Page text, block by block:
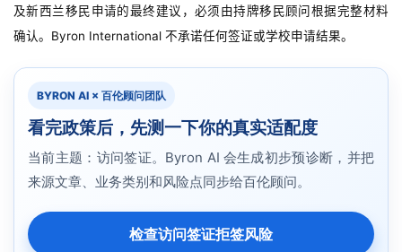
及新西兰移民申请的最终建议，必须由持牌移民顾问根据完整材料
确认。Byron International 不承诺任何签证或学校申请结果。
BYRON AI × 百伦顾问团队
看完政策后，先测一下你的真实适配度
当前主题：访问签证。Byron AI 会生成初步预诊断，并把
来源文章、业务类别和风险点同步给百伦顾问。
检查访问签证拒签风险